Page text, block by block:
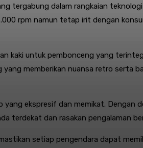
tergabung dalam rangkaian
rpm namun tetap irit dengan
kaki untuk pembonceng yang
memberikan nuansa retro serta
ekspresif dan memikat. Dengan
terdekat dan rasakan pengalaman
setiap pengendara dapat